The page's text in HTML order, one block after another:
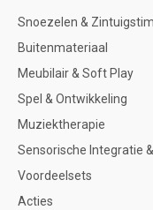
Snoezelen &
Buitenmateriaal
Meubilair & Soft Play
Spel & Ontwikkeling
Muziektherapie
Sensorische Integratie
Voordeelsets
Acties